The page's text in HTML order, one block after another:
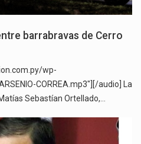
barrabravas de Cerro
wp-
CORREA.mp3"][/audio] La
Sebastían Ortellado,…